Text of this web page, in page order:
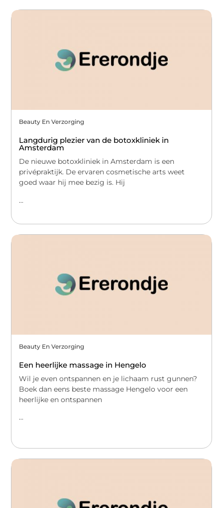
Beauty En Verzorging
Langdurig plezier van de botoxkliniek in
Amsterdam
De nieuwe botoxkliniek in Amsterdam is een
privépraktijk. De ervaren cosmetische arts weet
goed waar hij mee bezig is. Hij
...
Beauty En Verzorging
Een heerlijke massage in Hengelo
Wil je even ontspannen en je lichaam rust gunnen?
Boek dan eens beste massage Hengelo voor een
heerlijke en ontspannen
...